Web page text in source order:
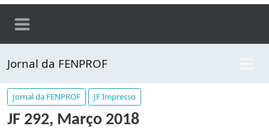
Jornal da FENPROF
Jornal da FENPROF JF Impresso
JF 292, Março 2018